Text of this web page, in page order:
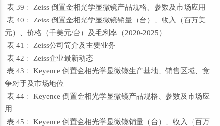
表 39： Zeiss 倒置金相光学显微镜产品规格、参数及市场应用
表 40： Zeiss 倒置金相光学显微镜销量（台）、收入（百万美
元）、价格（千美元/台）及毛利率（2020-2025）
表 41： Zeiss公司简介及主要业务
表 42： Zeiss企业最新动态
表 43： Keyence 倒置金相光学显微镜生产基地、销售区域、竞
争对手及市场地位
表 44： Keyence 倒置金相光学显微镜产品规格、参数及市场应
用
表 45： Keyence 倒置金相光学显微镜销量（台）、收入（百万